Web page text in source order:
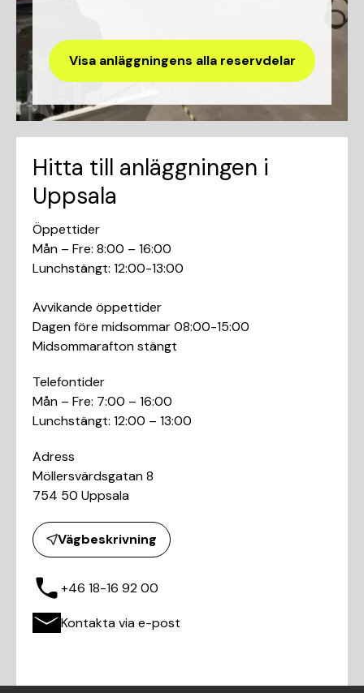
Visa anläggningens alla reservdelar
Hitta till anläggningen i
Uppsala
Öppettider
Mån – Fre: 8:00 – 16:00
Lunchstängt: 12:00-13:00
Avvikande öppettider
Dagen före midsommar 08:00-15:00
Midsommarafton stängt
Telefontider
Mån – Fre: 7:00 – 16:00
Lunchstängt: 12:00 – 13:00
Adress
Möllersvärdsgatan 8
754 50 Uppsala
Vägbeskrivning
+46 18-16 92 00
Kontakta via e-post